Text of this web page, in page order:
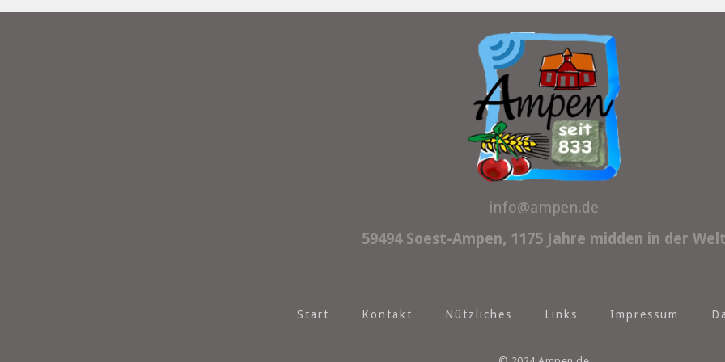
info@ampen.de
59494 Soest-Ampen, 1175 Jahre midden in der Welt
Start Kontakt Nützliches Links Impressum